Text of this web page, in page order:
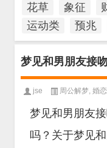
花草
象征
运动类
预兆
梦见和男朋友接
jse 周公解梦, 婚
梦见和男朋友
吗？关于梦见